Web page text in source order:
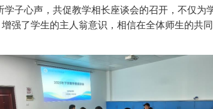
子心声，共促教学相长座谈会的召开，不仅为
强了学生的主人翁意识，相信在全体师生的共